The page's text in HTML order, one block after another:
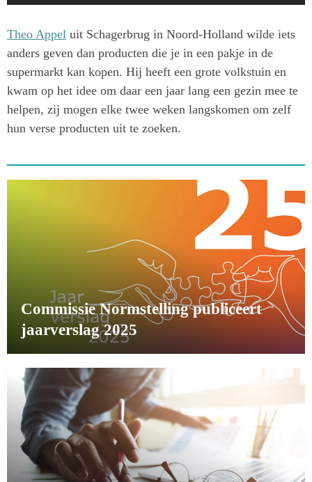
Theo Appel uit Schagerbrug in Noord-Holland wilde iets
anders geven dan producten die je in een pakje in de
supermarkt kan kopen. Hij heeft een grote volkstuin en
kwam op het idee om daar een jaar lang een gezin mee te
helpen, zij mogen elke twee weken langskomen om zelf
hun verse producten uit te zoeken.
Commissie Normstelling publiceert
jaarverslag 2025